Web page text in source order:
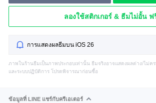
ลองใช้สติกเกอร์ & ธีมไม่อั้น ฟ
การแสดงผลธีมบน iOS 26
ภาพในร้านธีมเป็นภาพประกอบเท่านั้น ธีมจริงอาจแสดงผลต่าง/ไม่ค
และระบบปฏิบัติการ โปรดพิจารณาก่อนซื้อ
ข้อมูลที่ LINE แชร์กับครีเอเตอร์